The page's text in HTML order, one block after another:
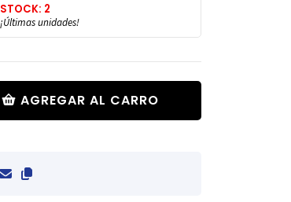
STOCK: 2
¡Últimas unidades!
AGREGAR AL CARRO